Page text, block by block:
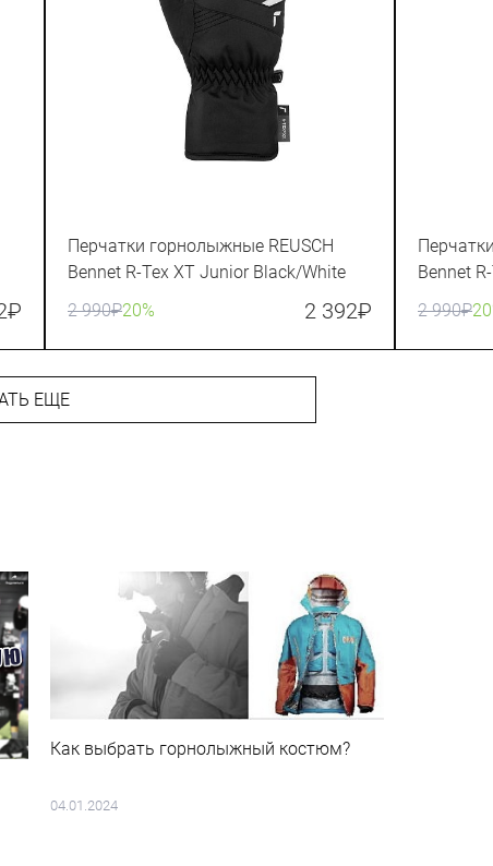
₽
Перчатки горнолыжные REUSCH
Bennet R-Tex XT Junior Black/White
2 990₽20% 2 392₽
Bennet
Mel/
2 990₽
ЕЩЕ
Как выбрать горнолыжный костюм?
04.01.2024